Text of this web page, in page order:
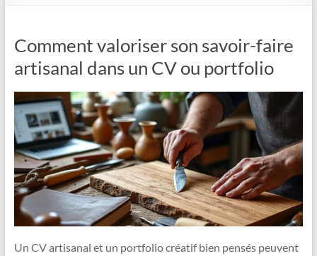
Comment valoriser son savoir-faire
artisanal dans un CV ou portfolio
Un CV artisanal et un portfolio créatif bien pensés peuvent